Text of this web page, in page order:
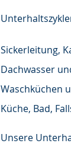
Sickerleitung,
Dachwasser
Waschküchen
Küche, Bad,
Unsere